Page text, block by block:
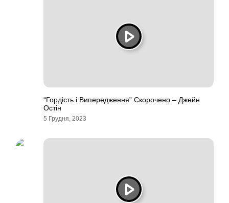
“Гордість і Випередження” Скорочено – Джейн
Остін
5 Грудня, 2023